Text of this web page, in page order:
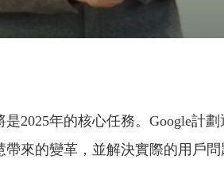
2025年的核心任務。Google計
來的變革，並解決實際的用戶問